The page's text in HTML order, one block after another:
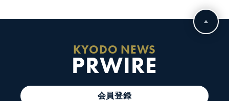
KYODO NEWS
PRWIRE
会員登録